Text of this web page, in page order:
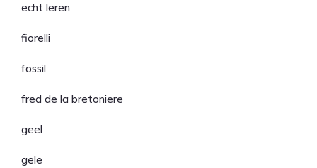
echt leren
fiorelli
fossil
fred de la bretoniere
geel
gele